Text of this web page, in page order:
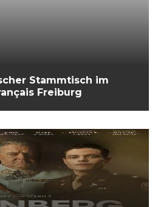
Stammtisch im
Freiburg